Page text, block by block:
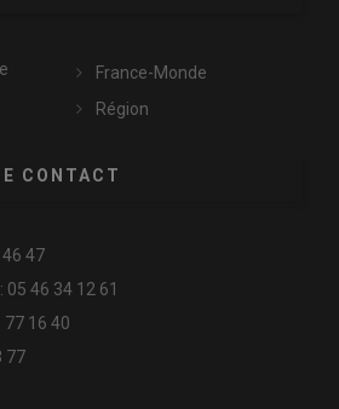
France-Monde
Région
CONTACT
47
46 34 12 61
77 16 40
77